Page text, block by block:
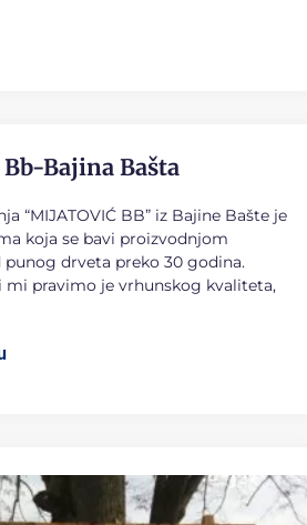
Bajina Bašta
“MIJATOVIĆ BB” iz Bajine Bašte je
koja se bavi proizvodnjom
punog drveta preko 30 godina.
mi pravimo je vrhunskog kvaliteta,